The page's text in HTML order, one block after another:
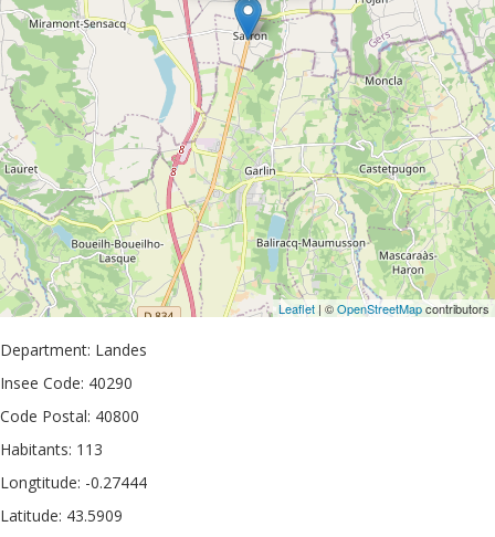
Leaflet | ©OpenStreetMapcontributors
Department: Landes
Insee Code: 40290
Code Postal: 40800
Habitants: 113
Longtitude: -0.27444
Latitude: 43.5909